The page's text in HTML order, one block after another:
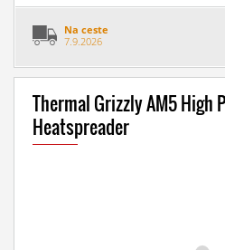
Na ceste
7.9.2026
Thermal Grizzly AM5 High
Heatspreader